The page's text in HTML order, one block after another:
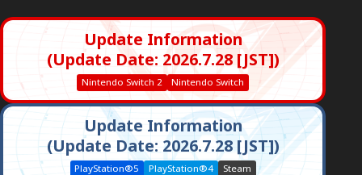
Update Information
(Update Date: 2026.7.28 [JST])
Nintendo Switch 2 Nintendo Switch
Update Information
(Update Date: 2026.7.28 [JST])
PlayStation®5 PlayStation®4 Steam